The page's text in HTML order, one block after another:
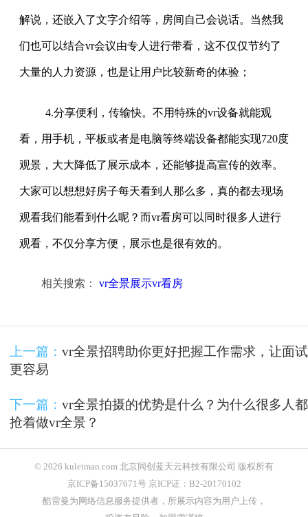
解说，还嵌入了文字介绍等，房间自己会说话。当然我
们也可以结合vr会议由专人进行带看，这不仅仅节约了
大量的人力资源，也是让用户比较新奇的体验；
4.分享便利，传输快。不用特殊的vr设备就能观
看，用手机，平板或者是电脑等终端设备都能实现720度
观景，大大降低了展示成本，还能够提高宣传的效率。
大家可以想想好房子每天看到人那么多，真的都去现场
观看我们能看到什么呢？而vr看房可以同时很多人进行
观看，不仅分享方便，展示也是很有效的。
相关搜索： vr全景展示vr看房
上一篇： vr全景招聘助你更好把握工作需求，让面试
更容易
下一篇： vr全景拍摄的优势是什么？为什么很多人都
抢着做vr全景？
© 2026 kuleiman.com 北京同创蓝天云科技有限公司 版权所有
京ICP备15037671号 京ICP证：B2-20170102
酷雷曼为网络信息服务提供者，所展示内容为用户上传，